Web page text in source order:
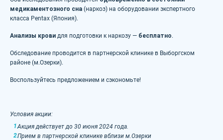
медикаментозного сна (наркоз) на оборудовании экспертного
класса Pentax (Япония).
Анализы крови для подготовки к наркозу — бесплатно.
Обследование проводится в партнерской клинике в Выборгском
районе (м.Озерки).
Воспользуйтесь предложением и сэкономьте!
Условия акции:
Акция действует до 30 июня 2024 года.
Прием в партнерской клинике вблизи м.Озерки